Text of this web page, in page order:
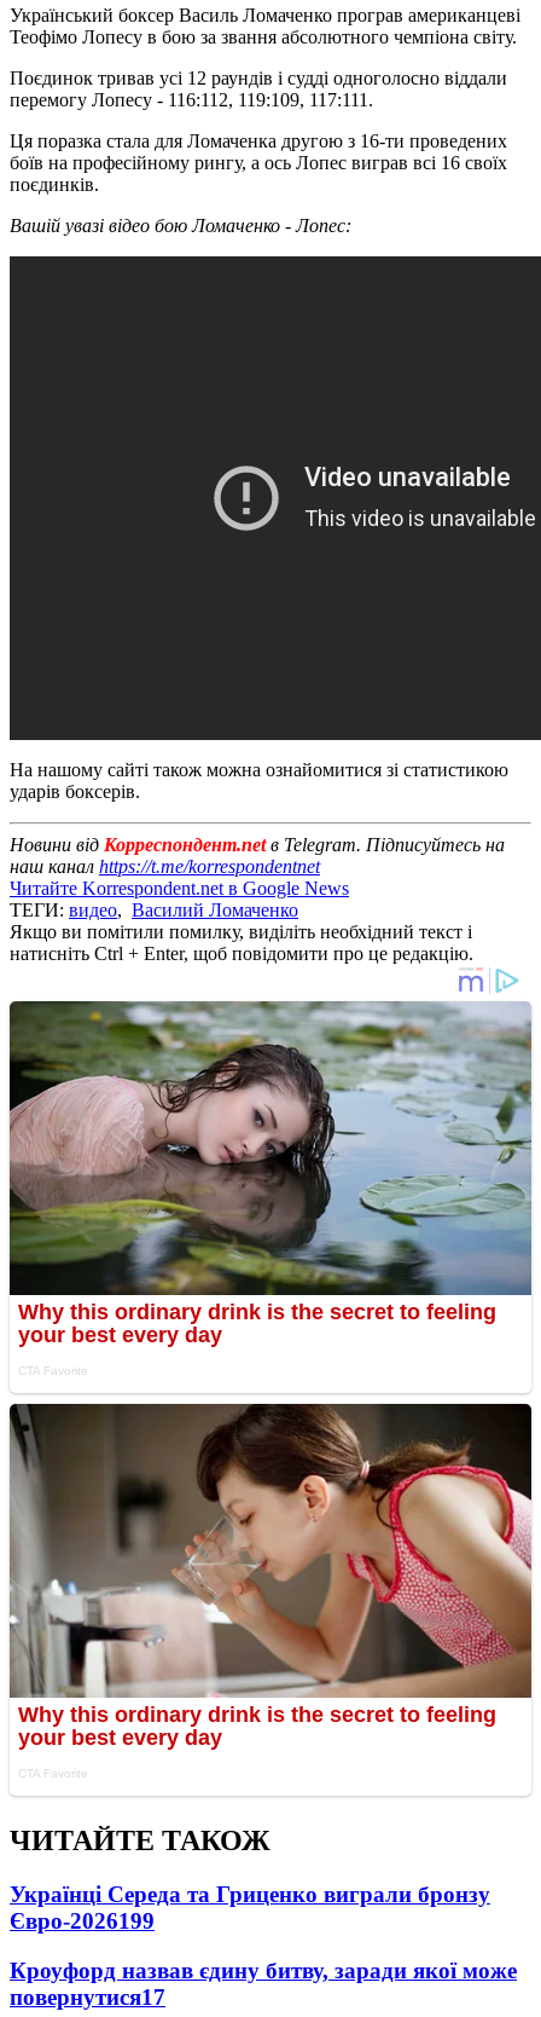
Український боксер Василь Ломаченко програв американцеві
Теофімо Лопесу в бою за звання абсолютного чемпіона світу.
Поєдинок тривав усі 12 раундів і судді одноголосно віддали
перемогу Лопесу - 116:112, 119:109, 117:111.
Ця поразка стала для Ломаченка другою з 16-ти проведених
боїв на професійному рингу, а ось Лопес виграв всі 16 своїх
поєдинків.
Вашій увазі відео бою Ломаченко - Лопес:
На нашому сайті також можна ознайомитися зі статистикою
ударів боксерів.
Новини від Корреспондент.netв Telegram. Підписуйтесь на
наш канал https://t.me/korrespondentnet
Читайте Korrespondent.net в Google News
ТЕГИ: видео, Василий Ломаченко
Якщо ви помітили помилку, виділіть необхідний текст і
натисніть Ctrl + Enter, щоб повідомити про це редакцію.
ЧИТАЙТЕ ТАКОЖ
Українці Середа та Гриценко виграли бронзу
Євро-2026199
Кроуфорд назвав єдину битву, заради якої може
повернутися17